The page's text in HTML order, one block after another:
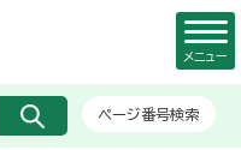
ページ番号検索
メニュー